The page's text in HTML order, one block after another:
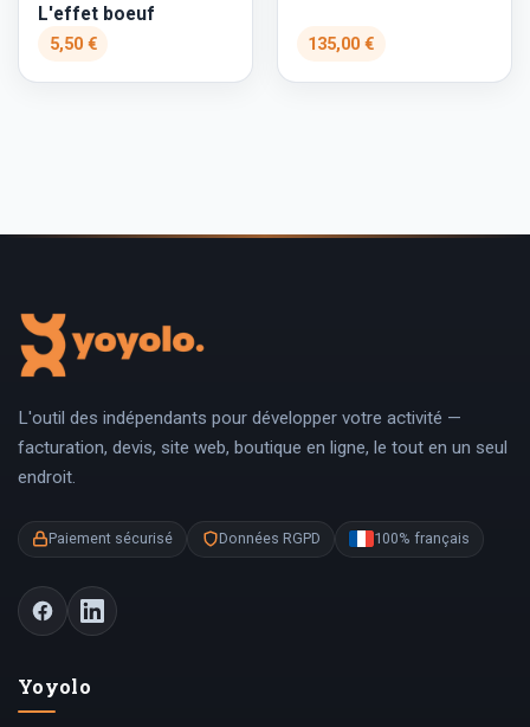
L'effet boeuf
5,50 € 135,00 €
L'outil des indépendants pour développer votre activité —
facturation, devis, site web, boutique en ligne, le tout en un seul
endroit.
Paiement sécurisé Données RGPD 100% français
Yoyolo